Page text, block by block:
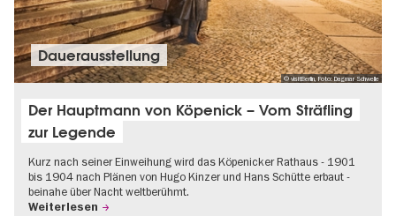
© visitBerlin, Foto: Dagmar Schwelle
Dauer­aus­stel­lung
Der Hauptmann von Köpenick – Vom Sträfling
zur Legende
Kurz nach seiner Einweihung wird das Köpenicker Rathaus - 1901
bis 1904 nach Plänen von Hugo Kinzer und Hans Schütte erbaut -
beinahe über Nacht weltberühmt.
Weiterlesen